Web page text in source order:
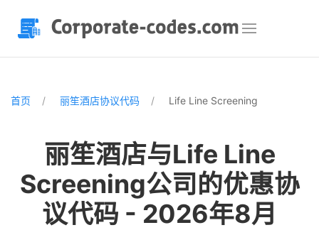
首页 丽笙酒店协议代码 Life Line Screening
丽笙酒店与Life Line
Screening公司的优惠协
议代码 - 2026年8月